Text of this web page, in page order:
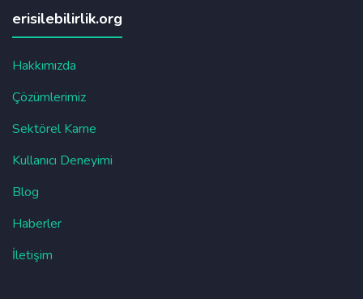
erisilebilirlik.org
Hakkımızda
Çözümlerimiz
Sektörel Karne
Kullanıcı Deneyimi
Blog
Haberler
İletişim